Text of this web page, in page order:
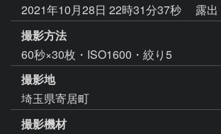
2021年10月28日 22時31分37秒
露
撮影方法
60秒×30枚・ISO1600・絞り5
撮影地
埼玉県寄居町
撮影機材